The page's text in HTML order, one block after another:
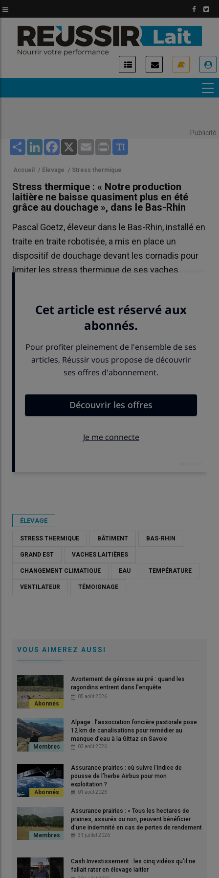
au
contenu
principal
Publicité
Share LinkedInFacebook
X Email Print
Accueil / Élevage / Stress thermique
Stress thermique : « Notre production
laitière ne baisse quasiment plus en été
grâce au douchage », dans le Bas-Rhin
Pascal Goetz, éleveur dans le Bas-Rhin, installé en
traite en traite robotisée, a mis en place un
dispositif de douchage devant les cornadis pour
limiter les stress thermique de ses vaches
Pascal Goetz, éleveur dans le Bas-Rhin, est satisfait de
l'investissement dans le dispositif de douchage pour ses
vaches laitières.
« En 2020, j’ai installé dans mon bâtiment un système de
douchage pour les 135 vaches en production et les vaches
températures dépassent souvent 35°C l’été, ce qui entraînait
parfois de fortes baisses de production. Lors d’un voyage en
ÉLEVAGE
STRESS THERMIQUE BÂTIMENT BAS-RHIN
GRAND EST VACHES LAITIÈRES
CHANGEMENT CLIMATIQUE EAU TEMPÉRATURE
VENTILATEUR TÉMOIGNAGE
VOUS AIMEREZ AUSSI
Avortement de génisse au pré : quand les
ragondins entrent dans l’enquête
05 août 2026
Alpage : l’association foncière pastorale pose
12 km de canalisations pour remédier au
manque d’eau à la Gittaz en Savoie
02 août 2026
Assurance prairies : où suivre l’indice de
pousse de l’herbe Airbus pour mon
exploitation ?
01 août 2026
Assurance prairies : « Tous les hectares de
prairies, assurés ou non, peuvent bénéficier
d’une indemnité en cas de pertes de rendement
de plus de 30 % »
31 juillet 2026
Cash Investissement : les cinq vidéos qu’il ne
fallait rater en élevage laitier